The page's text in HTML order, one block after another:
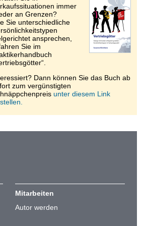
immer
an Grenzen?
Sie unterschiedliche
ansprechen,
Sie im
Dann können Sie das Buch ab
zum vergünstigten
unter diesem Link
Mitarbeiten
Autor werden